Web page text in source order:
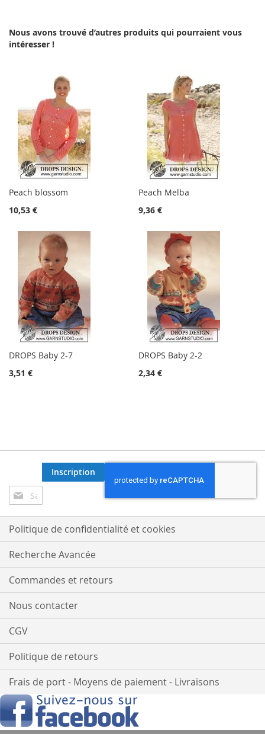
Nous avons trouvé d’autres produits qui pourraient vous
intéresser !
Peach blossom
10,53 €
Peach Melba
9,36 €
DROPS Baby 2-7
3,51 €
DROPS Baby 2-2
2,34 €
Inscription
à
notre
lettre
d’information
:
Inscription
Politique de confidentialité et cookies
Recherche Avancée
Commandes et retours
Nous contacter
CGV
Politique de retours
Frais de port - Moyens de paiement - Livraisons